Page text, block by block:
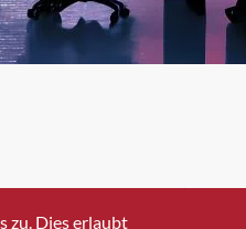
IMPRESSUM
zu. Dies erlaubt